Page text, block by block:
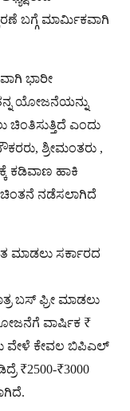
ಬಗ್ಗೆ ಮಾರ್ಮಿಕವಾಗಿ
ಭಾರೀ
ತನ್ನ ಯೋಜನೆಯನ್ನು
ಚಿಂತಿಸುತ್ತಿದೆ ಎಂದು
ಶ್ರೀಮಂತರು ,
ಹಾಕಿ
ನಡೆಸಲಾಗಿದೆ
ಮಾಡಲು ಸರ್ಕಾರದ
ಬಸ್ ಫ್ರೀ ಮಾಡಲು
ಯೋಜನೆಗೆ ವಾರ್ಷಿಕ ₹
ವೇಳೆ ಕೇವಲ ಬಿಪಿಎಲ್
₹2500-₹3000